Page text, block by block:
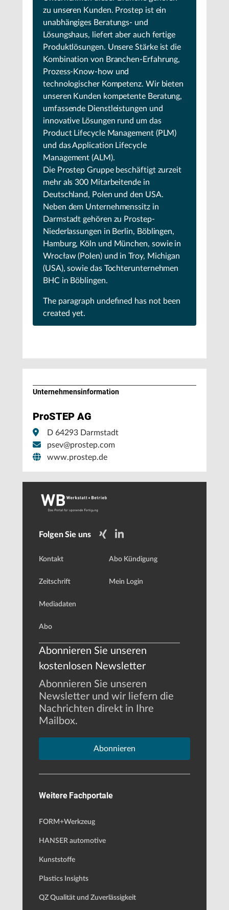
zu unseren Kunden. Prostep ist ein
unabhängiges Beratungs- und
Lösungshaus, liefert aber auch fertige
Produktlösungen. Unsere Stärke ist die
Kombination von Branchen-Erfahrung,
Prozess-Know-how und
technologischer Kompetenz. Wir bieten
unseren Kunden kompetente Beratung,
umfassende Dienstleistungen und
innovative Lösungen rund um das
Product Lifecycle Management (PLM)
und das Application Lifecycle
Management (ALM).
Die Prostep Gruppe beschäftigt zurzeit
mehr als 300 Mitarbeitende in
Deutschland, Polen und den USA.
Neben dem Unternehmenssitz in
Darmstadt gehören zu Prostep-
Niederlassungen in Berlin, Böblingen,
Hamburg, Köln und München, sowie in
Wrocław (Polen) und in Troy, Michigan
(USA), sowie das Tochterunternehmen
BHC in Böblingen.
The paragraph undefined has not been
created yet.
Unternehmens­information
ProSTEP AG
D 64293 Darmstadt
psev@prostep.com
www.prostep.de
Folgen Sie uns
Kontakt
Zeitschrift
Mediadaten
Abo
Abo Kündigung
Mein Login
Abonnieren Sie unseren
kostenlosen Newsletter
Abonnieren Sie unseren
Newsletter und wir liefern die
Nachrichten direkt in Ihre
Mailbox.
Abonnieren
Weitere Fachportale
FORM+Werkzeug
HANSER automotive
Kunststoffe
Plastics Insights
QZ Qualität und Zuverlässigkeit